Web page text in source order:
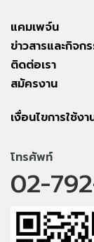
แคมเพจ์น
ข่าวสารและกิจก
ติดต่อเรา
สมัครงาน
เงื่อนไขการใช้ง
โทรศัพท์
02-